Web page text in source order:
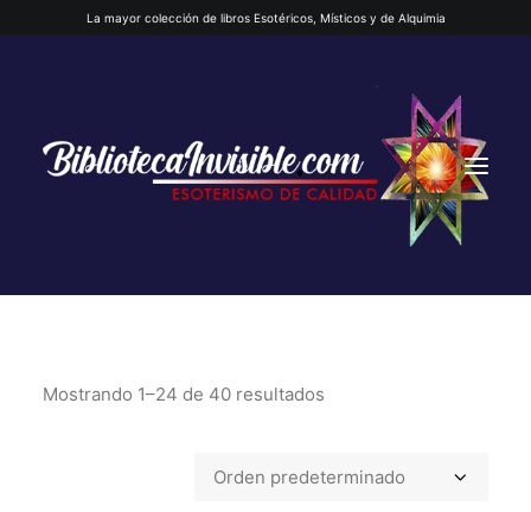
La mayor colección de libros Esotéricos, Místicos y de Alquimia
INICIO
Mostrando 1–24 de 40 resultados